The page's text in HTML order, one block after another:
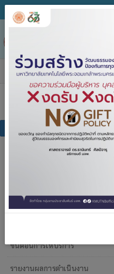
เอกสารเผยแพร่
เอกสารเผยแพร่
คู่มือการปฏิบัติงาน
ขั้นตอนการให้บริการ
รายงานผลการดำเนินงาน